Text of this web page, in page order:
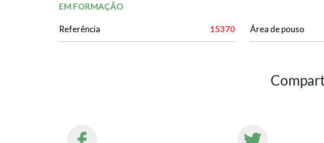
EM FORMAÇÃO
Referência 15370 Área de pouso